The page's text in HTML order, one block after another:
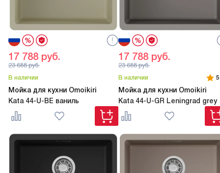
В наличии
Мойка для кухни Omoikiri
Kata 44-U-BE ваниль
17 788 руб.
23 688руб.
В наличии
5
Мойка для кухни Omoikiri
Kata 44-U-GR Leningrad grey
17 788 руб.
23 688руб.